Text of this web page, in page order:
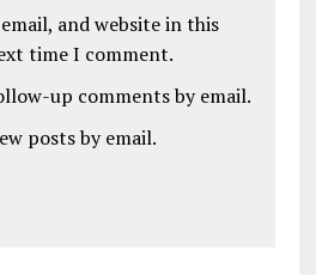
and website in this
time I comment.
up comments by email.
posts by email.